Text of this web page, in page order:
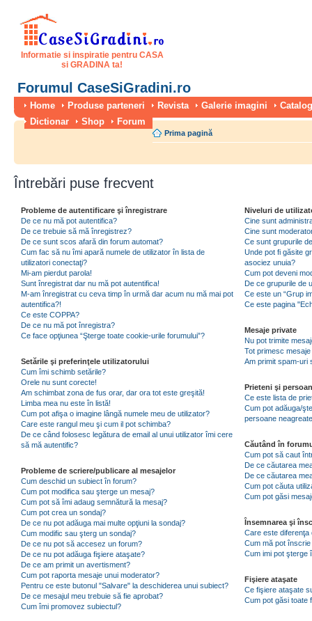
Informatie si inspiratie pentru CASA
si GRADINA ta!
Forumul CaseSiGradini.ro
Home Produse parteneri Revista Galerie imagini
Dictionar
Shop Forum
Prima pagină
Întrebări puse frecvent
Probleme de autentificare şi înregistrare
De ce nu mă pot autentifica?
De ce trebuie să mă înregistrez?
De ce sunt scos afară din forum automat?
Cum fac să nu îmi apară numele de utilizator în lista de
utilizatori conectaţi?
Mi-am pierdut parola!
Sunt înregistrat dar nu mă pot autentifica!
M-am înregistrat cu ceva timp în urmă dar acum nu mă mai pot
autentifica?!
Ce este COPPA?
De ce nu mă pot înregistra?
Ce face opţiunea “Şterge toate cookie-urile forumului”?
Setările şi preferinţele utilizatorului
Cum îmi schimb setările?
Orele nu sunt corecte!
Am schimbat zona de fus orar, dar ora tot este greşită!
Limba mea nu este în listă!
Cum pot afişa o imagine lângă numele meu de utilizator?
Care este rangul meu şi cum il pot schimba?
De ce când folosesc legătura de email al unui utilizator îmi cere
să mă autentific?
Probleme de scriere/publicare al mesajelor
Cum deschid un subiect în forum?
Cum pot modifica sau şterge un mesaj?
Cum pot să îmi adaug semnătură la mesaj?
Cum pot crea un sondaj?
De ce nu pot adăuga mai multe opţiuni la sondaj?
Cum modific sau şterg un sondaj?
De ce nu pot să accesez un forum?
De ce nu pot adăuga fişiere ataşate?
De ce am primit un avertisment?
Cum pot raporta mesaje unui moderator?
Pentru ce este butonul "Salvare" la deschiderea unui subiect?
De ce mesajul meu trebuie să fie aprobat?
Cum îmi promovez subiectul?
Niveluri de
Cine sunt
Cine sunt
Ce sunt grupurile
Unde pot fi găsite
asociez unuia?
Cum pot deveni
De ce grupurile de
Ce este un “Grup
Ce este pagina
Mesaje private
Nu pot trimite
Tot primesc
Am primit spam-uri
Prieteni şi
Ce este lista de
Cum pot adăuga/
persoane
Căutând în
Cum pot să caut
De ce căutarea
De ce căutarea
Cum pot căuta
Cum pot găsi
Însemnarea şi
Care este
Cum mă pot
Cum imi pot şterge
Fişiere ataşate
Ce fişiere ataşate
Cum pot găsi toate